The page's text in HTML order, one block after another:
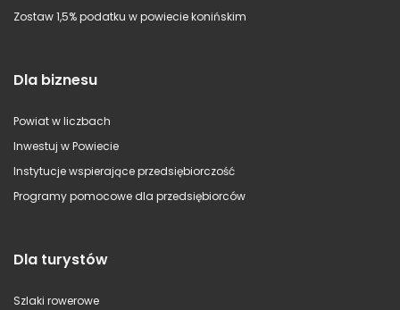
Zostaw 1,5% podatku w powiecie konińskim
Dla biznesu
Powiat w liczbach
Inwestuj w Powiecie
Instytucje wspierające przedsiębiorczość
Programy pomocowe dla przedsiębiorców
Dla turystów
Szlaki rowerowe